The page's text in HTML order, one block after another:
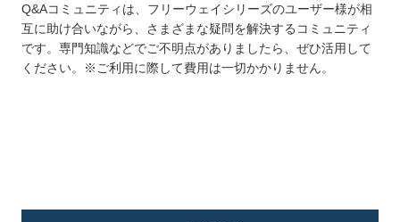
Q&Aコミュニティは、フリーウェイシリーズのユーザー様が相
互に助け合いながら、さまざまな疑問を解決するコミュニティ
です。専門知識などでご不明点がありましたら、ぜひ活用して
ください。※ご利用に際して費用は一切かかりません。